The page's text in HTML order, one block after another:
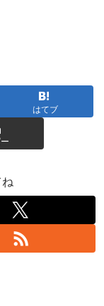
はてブ
ね